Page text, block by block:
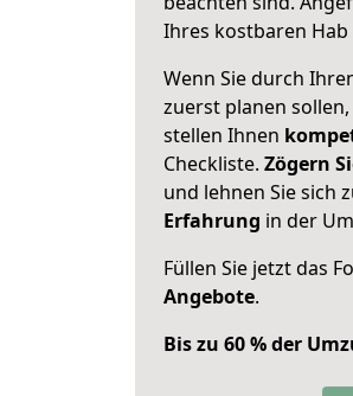
Ihres kostbaren Hab
Wenn Sie durch
zuerst planen
stellen Ihnen
Checkliste. Zögern
und lehnen Sie sich
Erfahrung in der
Füllen Sie jetzt das
Angebote.
Bis zu 60 % der